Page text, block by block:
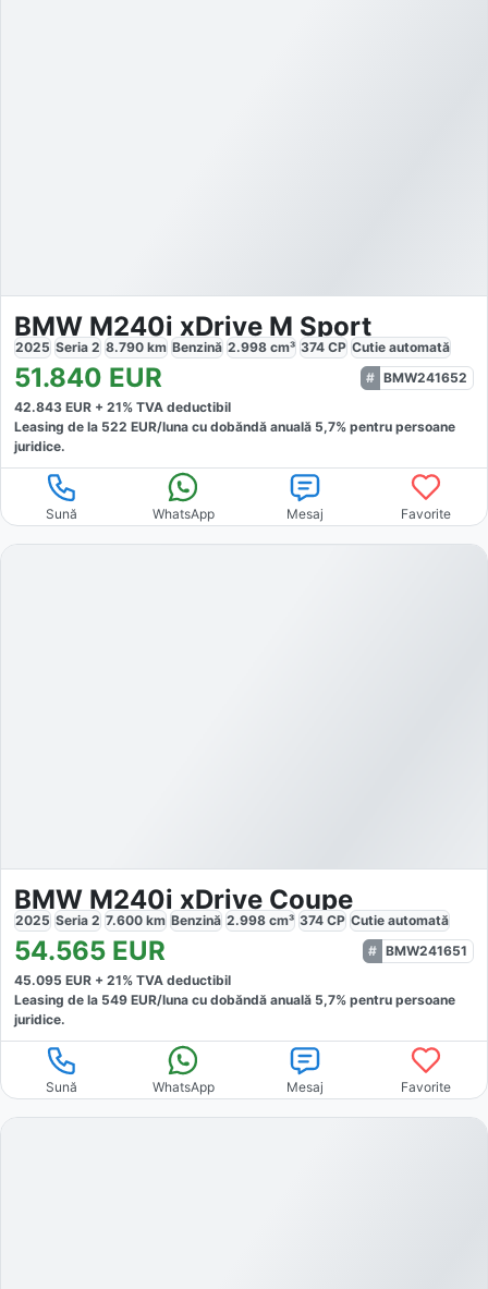
BMW M240i xDrive M Sport
2025 Seria 2 8.790 km Benzină 2.998 cm³ 374 CP Cutie automată
51.840 EUR
BMW241652
42.843 EUR + 21% TVA deductibil
Leasing de la 522 EUR/luna cu dobăndă anuală 5,7% pentru persoane
juridice.
Sună WhatsApp Mesaj Favorite
BMW M240i xDrive Coupe
2025 Seria 2 7.600 km Benzină 2.998 cm³ 374 CP Cutie automată
54.565 EUR
BMW241651
45.095 EUR + 21% TVA deductibil
Leasing de la 549 EUR/luna cu dobăndă anuală 5,7% pentru persoane
juridice.
Sună WhatsApp Mesaj Favorite